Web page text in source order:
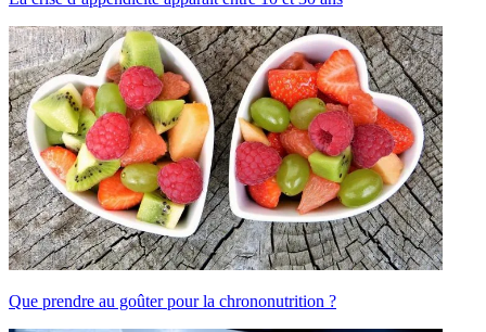
Que prendre au goûter pour la chrononutrition ?